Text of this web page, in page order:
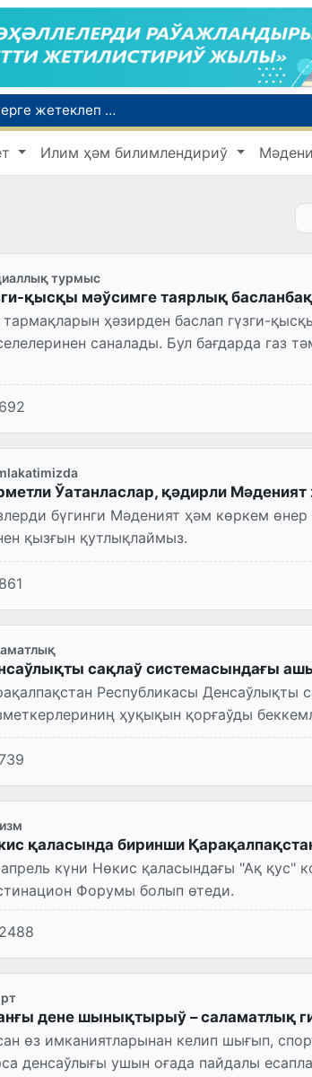
Ой-пикиримизде басланған ояныў жоқары шеклерге жетеклеп атыр
Өзбекстан мал гөши импортын арттырды: Ҳиндстан ҳәм Беларусь тийкарғы жеткерип бериўшилерге айланды
Өзбекстан ўәкиллери көркем гимнастика бойынша жәҳән чемпионатында қатнасады
Илим ҳәм билимлендириў
турмыс
қысқы мәўсимге таярлық
тармақларын ҳәзирден баслап гүзги-
саналады. Бул бағдарда газ
692
Ўатанласлар, қәдирли
бүгинги Мәденият ҳәм көркем
қызғын қутлықлаймыз.
861
сақлаў системасындағы
Республикасы Денсаўлықты
ҳуқықын қорғаўды
алдын алыў мәсел...
қаласында биринши
күни Нөкис қаласындағы "Ақ қус"
Форумы болып өтеди.
2488
дене шынықтырыў – саламатлық
өз имканиятларынан келип шығып,
денсаўлығы ушын оғада пайдалы